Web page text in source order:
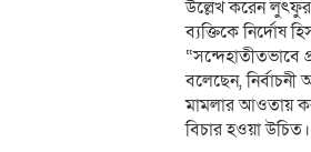
উল্লেখ করেন লুৎফুর
ব্যক্তিকে
“সন্দেহাতীতভাবে
বলেছেন,
মামলার আওতায়
বিচার হওয়া উচিত।